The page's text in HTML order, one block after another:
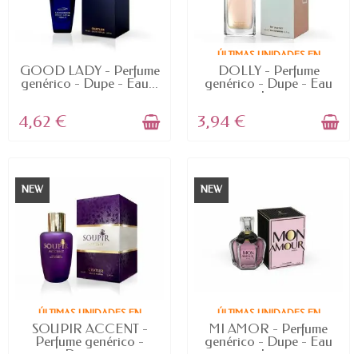
AVAILABLE
GOOD LADY - Perfume
genérico - Dupe - Eau...
4,62 €
ÚLTIMAS UNIDADES EN
STOCK
DOLLY - Perfume
genérico - Dupe - Eau
de...
3,94 €
NEW
ÚLTIMAS UNIDADES EN
STOCK
SOUPIR ACCENT -
Perfume genérico -
NEW
ÚLTIMAS UNIDADES EN
STOCK
MI AMOR - Perfume
genérico - Dupe - Eau